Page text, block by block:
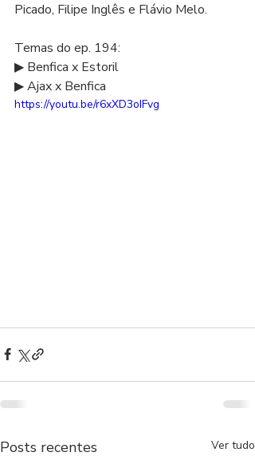
Picado, Filipe Inglês e Flávio Melo.
Temas do ep. 194:
▶ Benfica x Estoril
▶ Ajax x Benfica
https://youtu.be/r6xXD3oIFvg
Posts recentes Ver tudo